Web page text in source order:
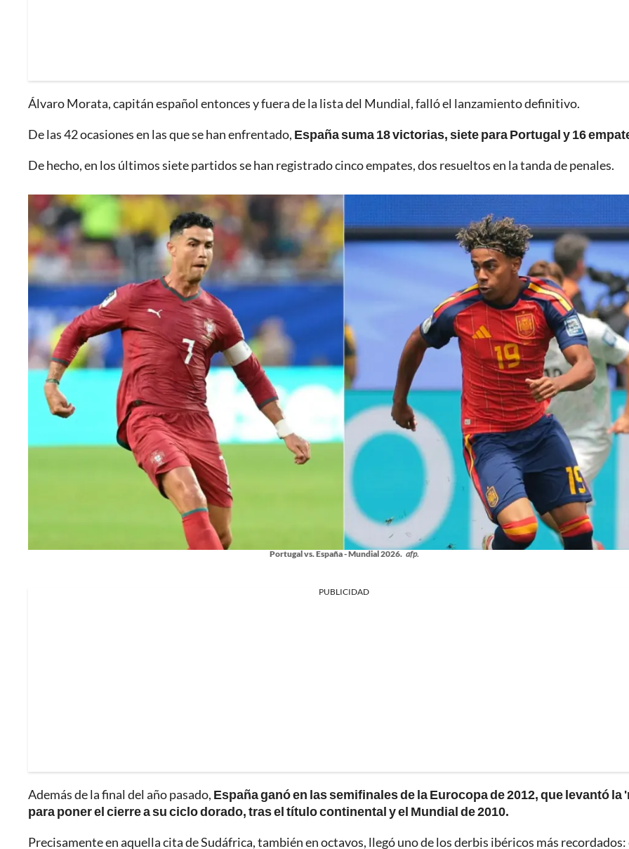
Álvaro Morata, capitán español entonces y fuera de la lista del Mundial, falló el lanzamiento definitivo.
De las 42 ocasiones en las que se han enfrentado, España suma 18 victorias, siete para Portugal y 16
De hecho, en los últimos siete partidos se han registrado cinco empates, dos resueltos en la tanda de penales.
Portugal vs. España - Mundial 2026. afp.
PUBLICIDAD
Además de la final del año pasado, España ganó en las semifinales de la Eurocopa de 2012, que levantó la
para poner el cierre a su ciclo dorado, tras el título continental y el Mundial de 2010.
Precisamente en aquella cita de Sudáfrica, también en octavos, llegó uno de los derbis ibéricos más recordados: